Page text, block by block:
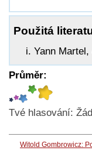
Použitá
Yann Martel,
Průměr:
Tvé hlasování:
Witold Gombrowicz: